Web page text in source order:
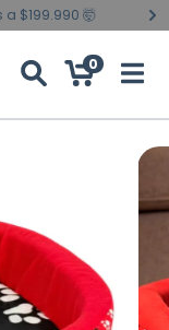
a $199.990 🤯
0